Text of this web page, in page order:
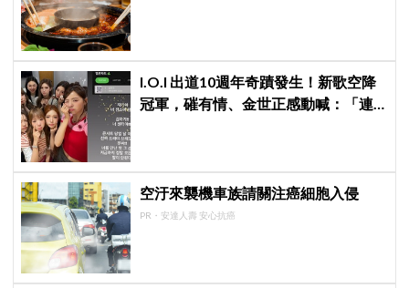
I.O.I 出道10週年奇蹟發生！新歌空降
冠軍，磪有情、金世正感動喊：「連
空汙來襲機車族請關注癌細胞入侵
PR・安達人壽 安心抗癌